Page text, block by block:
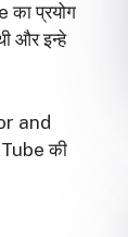
का प्रयोग
और इन्हे
and
की